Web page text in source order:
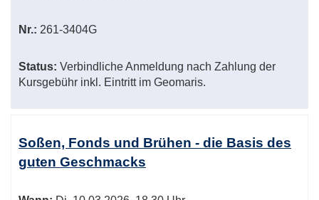
Nr.: 261-3404G
Status: Verbindliche Anmeldung nach Zahlung der
Kursgebühr inkl. Eintritt im Geomaris.
Soßen, Fonds und Brühen - die Basis des
guten Geschmacks